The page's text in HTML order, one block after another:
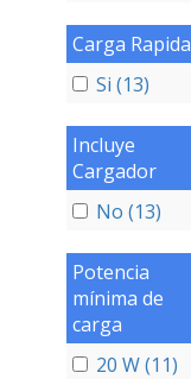
Carga Rapida
Si (13)
Incluye
Cargador
No (13)
Potencia
mínima de
carga
20 W (11)